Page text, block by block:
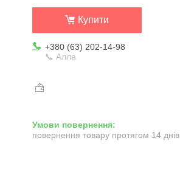
Купити
+380 (63) 202-14-98
📞 Алла
повернення товару протягом 14 днів